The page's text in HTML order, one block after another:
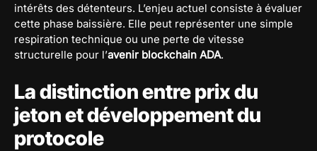
intérêts des détenteurs. L’enjeu actuel consiste à évaluer
cette phase baissière. Elle peut représenter une simple
respiration technique ou une perte de vitesse
structurelle pour l’avenir blockchain ADA.
La distinction entre prix du
jeton et développement du
protocole